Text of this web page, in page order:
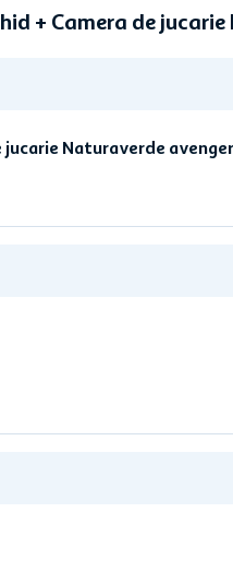
+ Camera de
jucarie Naturaverde